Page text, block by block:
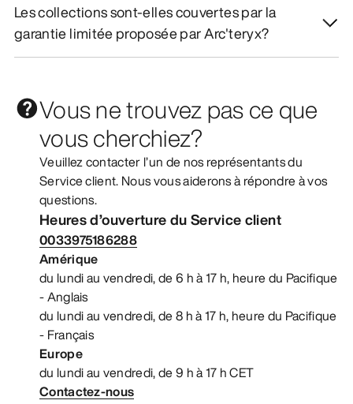
Les collections sont-elles couvertes par la
garantie limitée proposée par Arc'teryx?
Vous ne trouvez pas ce que
vous cherchiez?
Veuillez contacter l’un de nos représentants du
Service client. Nous vous aiderons à répondre à vos
questions.
Heures d’ouverture du Service client
0033975186288
Amérique
du lundi au vendredi, de 6 h à 17 h, heure du Pacifique
- Anglais
du lundi au vendredi, de 8 h à 17 h, heure du Pacifique
- Français
Europe
du lundi au vendredi, de 9 h à 17 h CET
Contactez-nous